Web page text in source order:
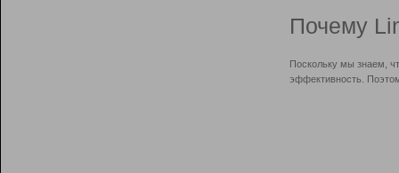
Почему
Поскольку мы знаем,
эффективность.